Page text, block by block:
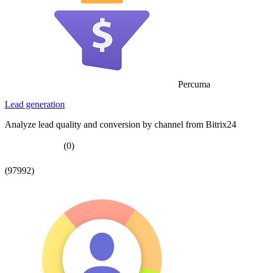
Percuma
Lead generation
Analyze lead quality and conversion by channel from Bitrix24
(0)
(97992)